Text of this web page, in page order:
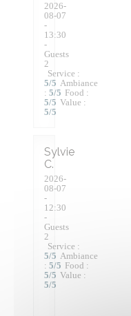
2026-
08-07
-
13:30
-
Guests
2
Service :
5/5 Ambiance
: 5/5 Food :
5/5 Value :
5/5
Sylvie
C
2026-
08-07
-
12:30
-
Guests
2
Service :
5/5 Ambiance
: 5/5 Food :
5/5 Value :
5/5